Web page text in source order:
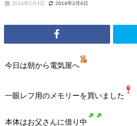
2014年2月4日 2014年2月4日
今日は朝から電気屋へ
一眼レフ用のメモリーを買いました
本体はお父さんに借り中